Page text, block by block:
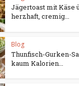
Jägertoast mit Käse
herzhaft, cremig...
Blog
Thunfisch-Gurken-
kaum Kalorien...